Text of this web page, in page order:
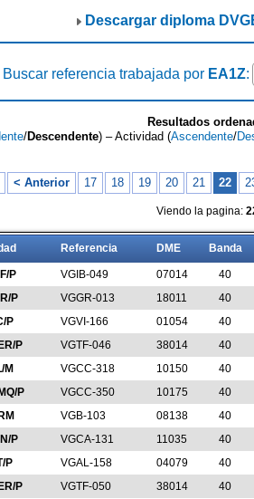
Descargar diploma
Buscar referencia trabajada por EA1Z:
Resultados
/Descendente) – Actividad (Ascendente/
< Anterior 17 18 19 20 21 22
Viendo la pagina:
Referencia DME Banda
P VGIB-049 07014 40
P
VGGR-013 18011 40
P
VGVI-166 01054 40
P
VGTF-046 38014 40
M
VGCC-318 10150 40
P
VGCC-350 10175 40
VGB-103 08138 40
P
VGCA-131 11035 40
P
VGAL-158 04079 40
P
VGTF-050 38014 40